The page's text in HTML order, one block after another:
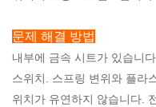
문제 해결 방법
내부에 금속 시트가 있습니다
스위치. 스프링 변위와 플라
위치가 유연하지 않습니다.